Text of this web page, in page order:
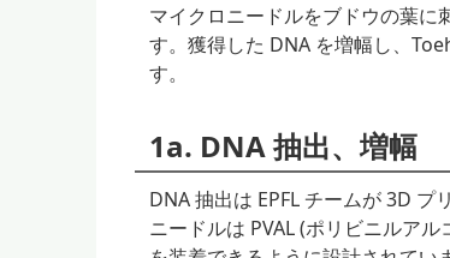
マイクロニードルをブドウの葉に
す。獲得した DNA を増幅し、
す。
1a. DNA 抽出、増幅
DNA 抽出は EPFL チームが 3D
ニードルは PVAL (ポリビニルア